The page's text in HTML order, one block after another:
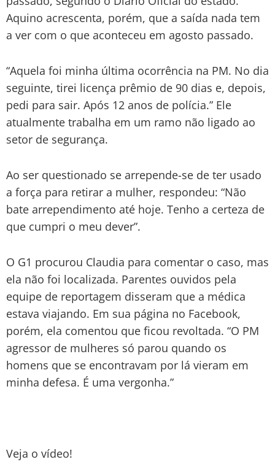
Aquino acrescenta, porém, que a saída nada tem
a ver com o que aconteceu em agosto passado.
“Aquela foi minha última ocorrência na PM. No dia
seguinte, tirei licença prêmio de 90 dias e, depois,
pedi para sair. Após 12 anos de polícia.” Ele
atualmente trabalha em um ramo não ligado ao
setor de segurança.
Ao ser questionado se arrepende-se de ter usado
a força para retirar a mulher, respondeu: “Não
bate arrependimento até hoje. Tenho a certeza de
que cumpri o meu dever”.
O G1 procurou Claudia para comentar o caso, mas
ela não foi localizada. Parentes ouvidos pela
equipe de reportagem disseram que a médica
estava viajando. Em sua página no Facebook,
porém, ela comentou que ficou revoltada. “O PM
agressor de mulheres só parou quando os
homens que se encontravam por lá vieram em
minha defesa. É uma vergonha.”
Veja o vídeo!